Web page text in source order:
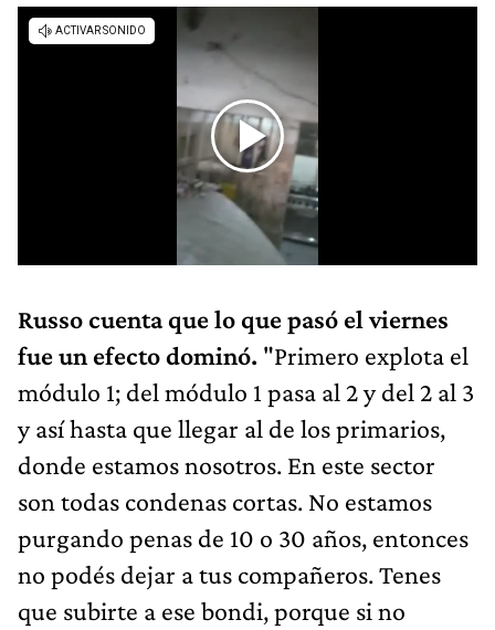
Russo cuenta que lo que pasó el viernes
fue un efecto dominó. "Primero explota el
módulo 1; del módulo 1 pasa al 2 y del 2 al 3
y así hasta que llegar al de los primarios,
donde estamos nosotros. En este sector
son todas condenas cortas. No estamos
purgando penas de 10 o 30 años, entonces
no podés dejar a tus compañeros. Tenes
que subirte a ese bondi, porque si no